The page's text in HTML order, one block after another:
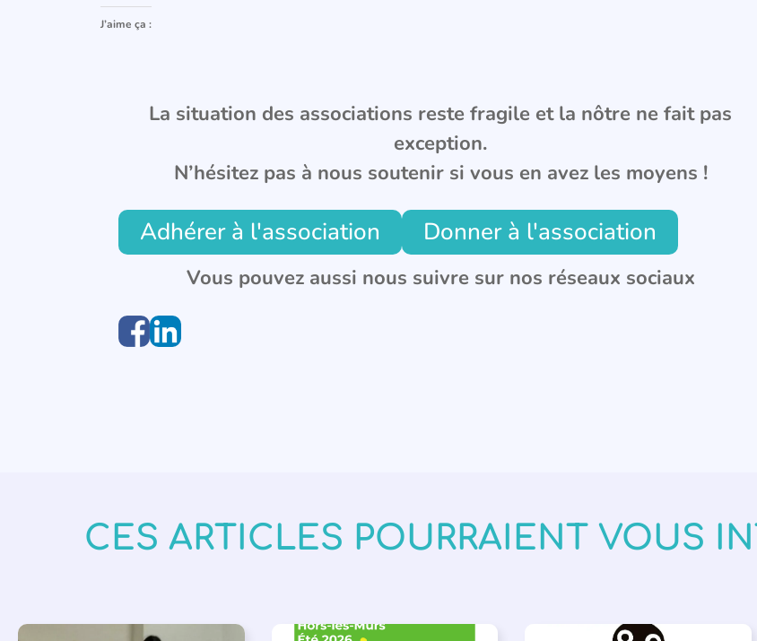
J’aime ça :
La situation des associations reste fragile et la nôtre ne fait pas
exception.
N’hésitez pas à nous soutenir si vous en avez les moyens !
Adhérer à l'association Donner à l'association
Vous pouvez aussi nous suivre sur nos réseaux sociaux
CES ARTICLES POURRAIENT VOUS